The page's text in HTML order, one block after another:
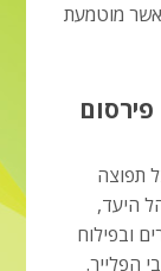
מוטמעת
תפוצה
5 אחוז מקהל היעד,
ובפילוח
הפלייר.